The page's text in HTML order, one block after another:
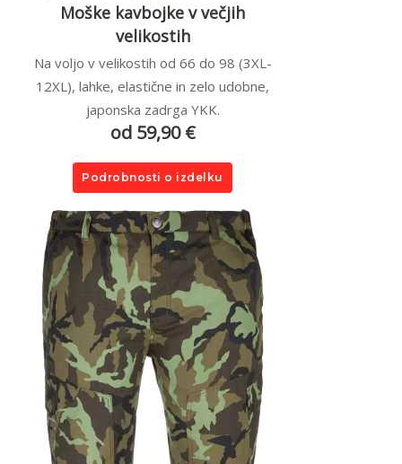
Moške kavbojke v večjih
velikostih
Na voljo v velikostih od 66 do 98 (3XL-
12XL), lahke, elastične in zelo udobne,
japonska zadrga YKK.
od 59,90 €
Podrobnosti o izdelku